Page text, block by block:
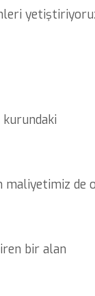
maliyetimiz de
bir alan